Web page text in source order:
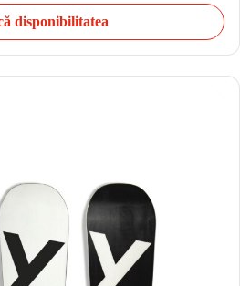
disponibilitatea